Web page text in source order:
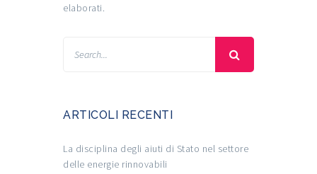
elaborati.
ARTICOLI RECENTI
La disciplina degli aiuti di Stato nel settore
delle energie rinnovabili